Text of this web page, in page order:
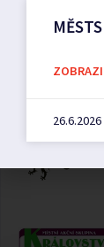
26.6.2026